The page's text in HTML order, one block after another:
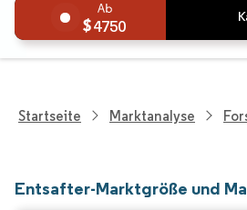
4750
Startseite Marktanalyse
Entsafter-Marktgröße und